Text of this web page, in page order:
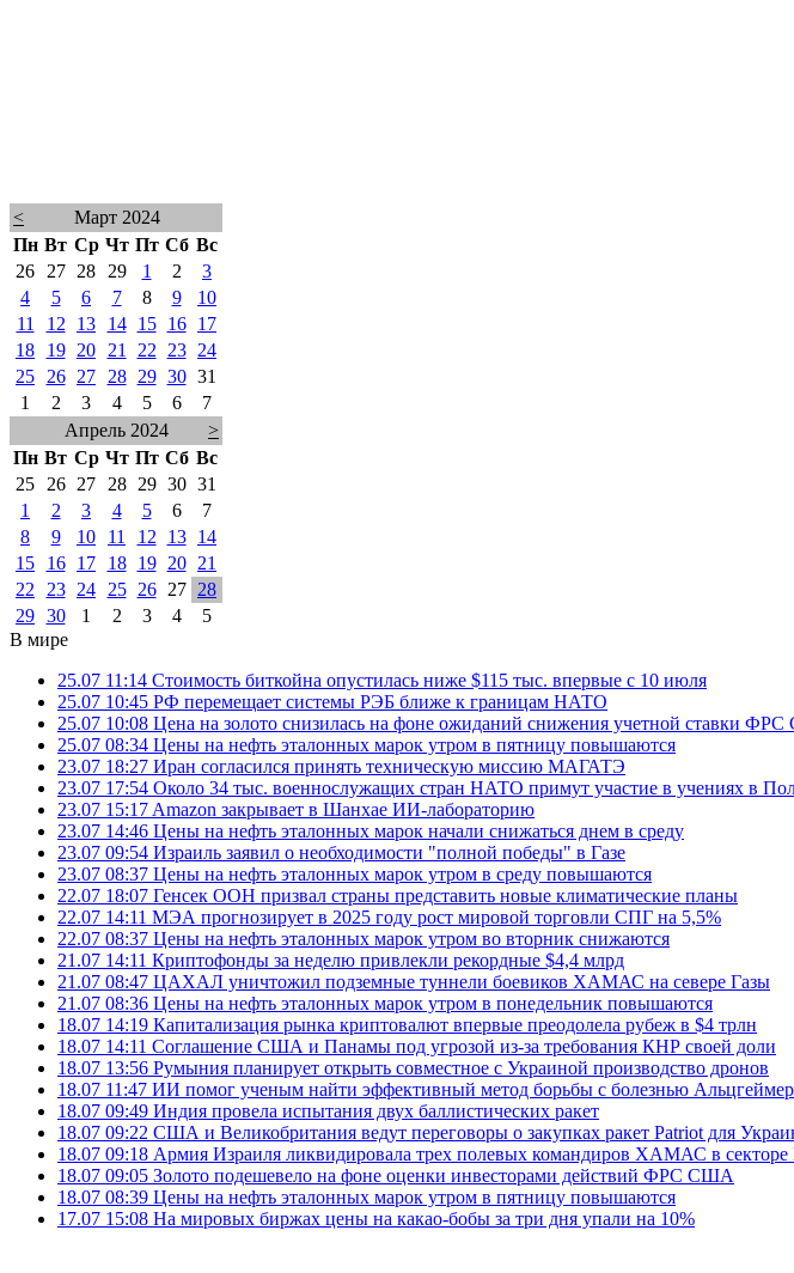
<
Март 2024
Пн Вт Ср Чт Пт Сб Вс
26
27 28 29 1 2
3
4
5 6 7 8 9
10
11
12 13 14 15 16
17
18
19 20 21 22 23
24
25
26 27 28 29 30 31
1
2 3 4 5 6
7
Апрель 2024
>
Пн Вт Ср Чт Пт Сб Вс
25
26 27 28 29 30 31
1
2 3 4 5 6
7
8
9 10 11 12 13
14
15
16 17 18 19 20
21
22
23 24 25 26 27
28
29 30 1 2 3 4
5
В мире
25.07 11:14 Стоимость биткойна опустилась ниже $115 тыс. впервые с 10 июля
25.07 10:45 РФ перемещает системы РЭБ ближе к границам НАТО
25.07 10:08 Цена на золото снизилась на фоне ожиданий снижения учетной ставки
25.07 08:34 Цены на нефть эталонных марок утром в пятницу повышаются
23.07 18:27 Иран согласился принять техническую миссию МАГАТЭ
23.07 17:54 Около 34 тыс. военнослужащих стран НАТО примут участие в учениях в
23.07 15:17 Amazon закрывает в Шанхае ИИ-лабораторию
23.07 14:46 Цены на нефть эталонных марок начали снижаться днем в среду
23.07 09:54 Израиль заявил о необходимости "полной победы" в Газе
23.07 08:37 Цены на нефть эталонных марок утром в среду повышаются
22.07 18:07 Генсек ООН призвал страны представить новые климатические планы
22.07 14:11 МЭА прогнозирует в 2025 году рост мировой торговли СПГ на 5,5%
22.07 08:37 Цены на нефть эталонных марок утром во вторник снижаются
21.07 14:11 Криптофонды за неделю привлекли рекордные $4,4 млрд
21.07 08:47 ЦАХАЛ уничтожил подземные туннели боевиков ХАМАС на севере Газы
21.07 08:36 Цены на нефть эталонных марок утром в понедельник повышаются
18.07 14:19 Капитализация рынка криптовалют впервые преодолела рубеж в $4 трлн
18.07 14:11 Соглашение США и Панамы под угрозой из-за требования КНР своей доли
18.07 13:56 Румыния планирует открыть совместное с Украиной производство дронов
18.07 11:47 ИИ помог ученым найти эффективный метод борьбы с болезнью
18.07 09:49 Индия провела испытания двух баллистических ракет
18.07 09:22 США и Великобритания ведут переговоры о закупках ракет Patriot для
18.07 09:18 Армия Израиля ликвидировала трех полевых командиров ХАМАС в секторе
18.07 09:05 Золото подешевело на фоне оценки инвесторами действий ФРС США
18.07 08:39 Цены на нефть эталонных марок утром в пятницу повышаются
17.07 15:08 На мировых биржах цены на какао-бобы за три дня упали на 10%